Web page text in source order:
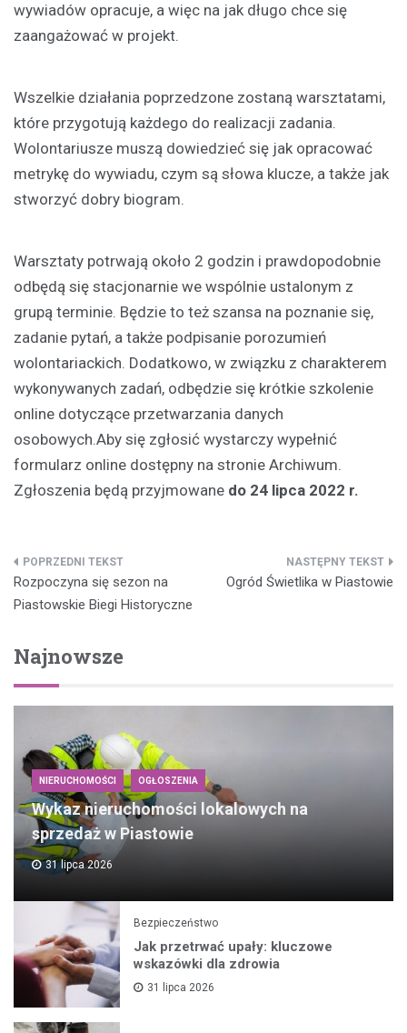
wywiadów opracuje, a więc na jak długo chce się
zaangażować w projekt.
Wszelkie działania poprzedzone zostaną warsztatami,
które przygotują każdego do realizacji zadania.
Wolontariusze muszą dowiedzieć się jak opracować
metrykę do wywiadu, czym są słowa klucze, a także jak
stworzyć dobry biogram.
Warsztaty potrwają około 2 godzin i prawdopodobnie
odbędą się stacjonarnie we wspólnie ustalonym z
grupą terminie. Będzie to też szansa na poznanie się,
zadanie pytań, a także podpisanie porozumień
wolontariackich. Dodatkowo, w związku z charakterem
wykonywanych zadań, odbędzie się krótkie szkolenie
online dotyczące przetwarzania danych
osobowych.Aby się zgłosić wystarczy wypełnić
formularz online dostępny na stronie Archiwum.
Zgłoszenia będą przyjmowane do 24 lipca 2022 r.
Nawigacja
wpisu
Rozpoczyna się sezon na
Piastowskie Biegi Historyczne
Ogród Świetlika w Piastowie
Najnowsze
NIERUCHOMOŚCI OGŁOSZENIA
Wykaz nieruchomości lokalowych na
sprzedaż w Piastowie
31 lipca 2026
Bezpieczeństwo
Jak przetrwać upały: kluczowe
wskazówki dla zdrowia
31 lipca 2026